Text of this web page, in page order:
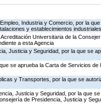
Industria y Comercio, por la que
y establecimientos
Universitaria de la
a esta Agencia
Justicia y Seguridad, por la que se
se aprueba la Carta de Servicios de
y Transportes, por la que se
Justicia y Seguridad, por la que
de Presidencia, Justicia y